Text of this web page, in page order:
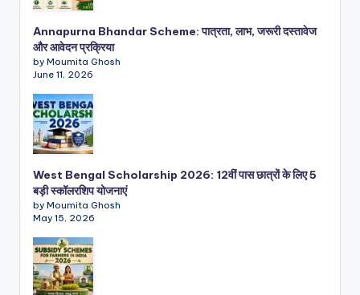
Annapurna Bhandar Scheme: पात्रता, लाभ, जरूरी दस्तावेज
और आवेदन प्रक्रिया
by Moumita Ghosh
June 11, 2026
West Bengal Scholarship 2026: 12वीं पास छात्रों के लिए 5
बड़ी स्कॉलरशिप योजनाएं
by Moumita Ghosh
May 15, 2026